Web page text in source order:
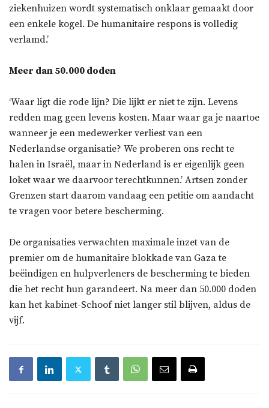
ziekenhuizen wordt systematisch onklaar gemaakt door
een enkele kogel. De humanitaire respons is volledig
verlamd.’
Meer dan 50.000 doden
‘Waar ligt die rode lijn? Die lijkt er niet te zijn. Levens
redden mag geen levens kosten. Maar waar ga je naartoe
wanneer je een medewerker verliest van een
Nederlandse organisatie? We proberen ons recht te
halen in Israël, maar in Nederland is er eigenlijk geen
loket waar we daarvoor terechtkunnen.’ Artsen zonder
Grenzen start daarom vandaag een petitie om aandacht
te vragen voor betere bescherming.
De organisaties verwachten maximale inzet van de
premier om de humanitaire blokkade van Gaza te
beëindigen en hulpverleners de bescherming te bieden
die het recht hun garandeert. Na meer dan 50.000 doden
kan het kabinet-Schoof niet langer stil blijven, aldus de
vijf.